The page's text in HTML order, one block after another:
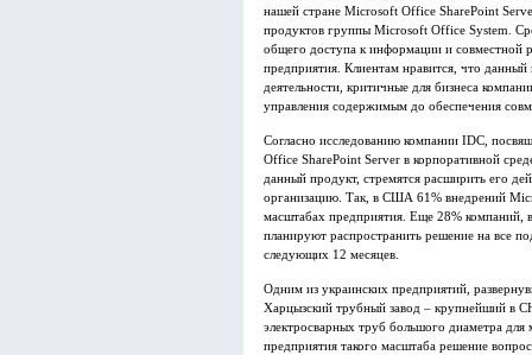
нашей стране Microsoft Office SharePoint
продуктов группы Microsoft Office System.
общего доступа к информации и совместной
предприятия. Клиентам нравится, что данный
деятельности, критичные для бизнеса
управления содержимым до обеспечения
Согласно исследованию компании IDC,
Office SharePoint Server в корпоративной
данный продукт, стремятся расширить его
организацию. Так, в США 61% внедрений
масштабах предприятия. Еще 28%
планируют распространить решение на все
следующих 12 месяцев.
Одним из украинских предприятий,
Харцызский трубный завод – крупнейший в
электросварных труб большого диаметра
предприятия такого масштаба решение